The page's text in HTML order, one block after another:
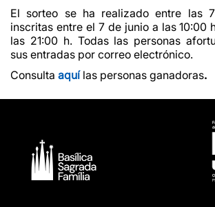
El sorteo se ha realizado entre las
inscritas entre el 7 de junio a las 10:00
las 21:00 h. Todas las personas
sus entradas por correo electrónico.
Consulta aquílas personas ganadoras.